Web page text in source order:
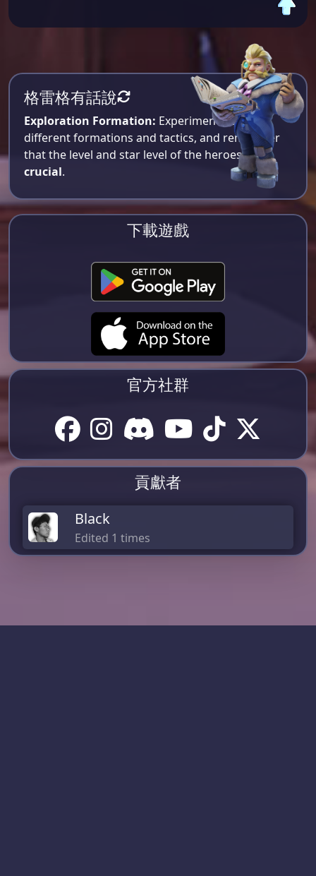
格雷格有話說
Exploration Formation: Experiment with
different formations and tactics, and remember
that the level and star level of the heroes are
crucial.
下載遊戲
官方社群
貢獻者
Black
Edited 1 times